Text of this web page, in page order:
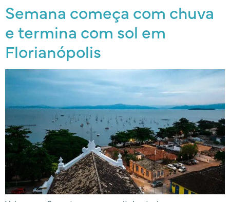
Semana começa com chuva
e termina com sol em
Florianópolis